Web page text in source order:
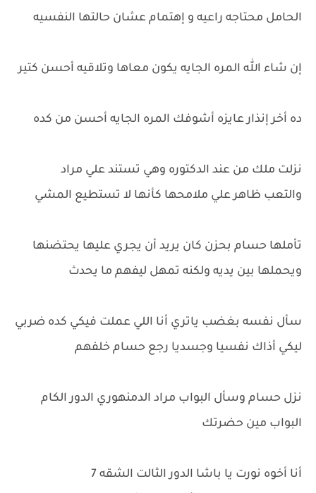
الحامل محتاجه راعيه و إهتمام عشان حالتها النفسيه
إن شاء الله المره الجايه يكون معاها وتلاقيه أحسن كتير
ده أخر إنذار عايزه أشوفك المره الجايه أحسن من كده
نزلت ملك من عند الدكتوره وهي تستند علي مراد
والتعب ظاهر علي ملامحها كأنها لا تستطيع المشي
تأملها حسام بحزن كان يريد أن يجري عليها يحتضنها
ويحملها بين يديه ولكنه تمهل ليفهم ما يحدث
سأل نفسه بغضب ياتري أنا اللي عملت فيكي كده ضربي
ليكي أذاك نفسيا وجسديا رجع حسام خلفهم
نزل حسام وسأل البواب مراد الدمنهوري الدور الكام
البواب مين حضرتك
أنا أخوه نورت يا باشا الدور الثالت الشقه 7